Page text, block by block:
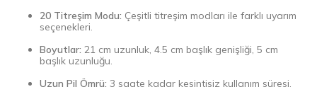
20 Titreşim Modu: Çeşitli titreşim modları ile farklı uyarım
seçenekleri.
Boyutlar: 21 cm uzunluk, 4.5 cm başlık genişliği, 5 cm
başlık uzunluğu.
Uzun Pil Ömrü: 3 saate kadar kesintisiz kullanım süresi.